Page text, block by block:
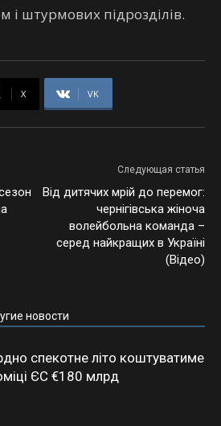
і штурмових підрозділів.
X VK
Следующая статья
Від дитячих мрій до перемог:
чернігівська жіноча
волейбольна команда –
серед найкращих в Україні
(Відео)
новости
спекотне літо коштуватиме
ЄС €180 млрд